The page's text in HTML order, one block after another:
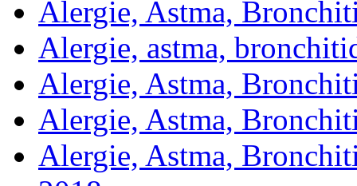
Alergie, Astma,
Alergie, astma,
Alergie, Astma,
Alergie, Astma,
Alergie, Astma,